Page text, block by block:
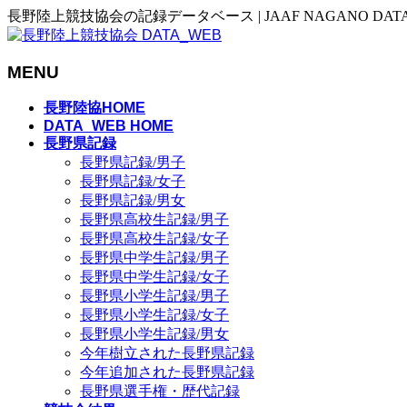
長野陸上競技協会の記録データベース | JAAF NAGANO
MENU
長野陸協HOME
DATA_WEB HOME
長野県記録
長野県記録/男子
長野県記録/女子
長野県記録/男女
長野県高校生記録/男子
長野県高校生記録/女子
長野県中学生記録/男子
長野県中学生記録/女子
長野県小学生記録/男子
長野県小学生記録/女子
長野県小学生記録/男女
今年樹立された長野県記録
今年追加された長野県記録
長野県選手権・歴代記録